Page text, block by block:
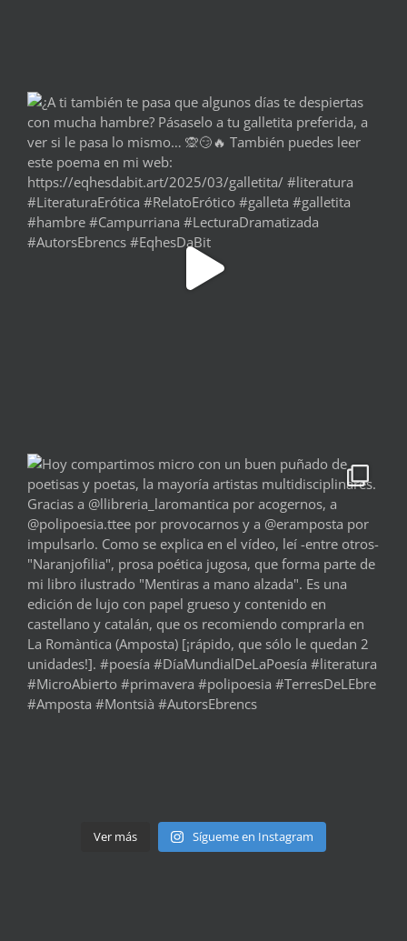
Ver más Sígueme en Instagram